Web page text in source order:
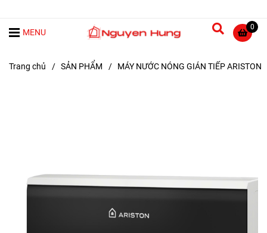
0
MENU
Trang chủ / SẢN PHẨM / MÁY NƯỚC NÓNG GIÁN TIẾP ARISTON